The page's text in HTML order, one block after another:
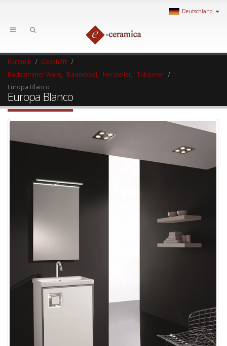
Deutschland
Keramik
Geschäft
Badezimmer Ware
Badmöbel Hersteller
Taberner
Europa Blanco
Europa Blanco